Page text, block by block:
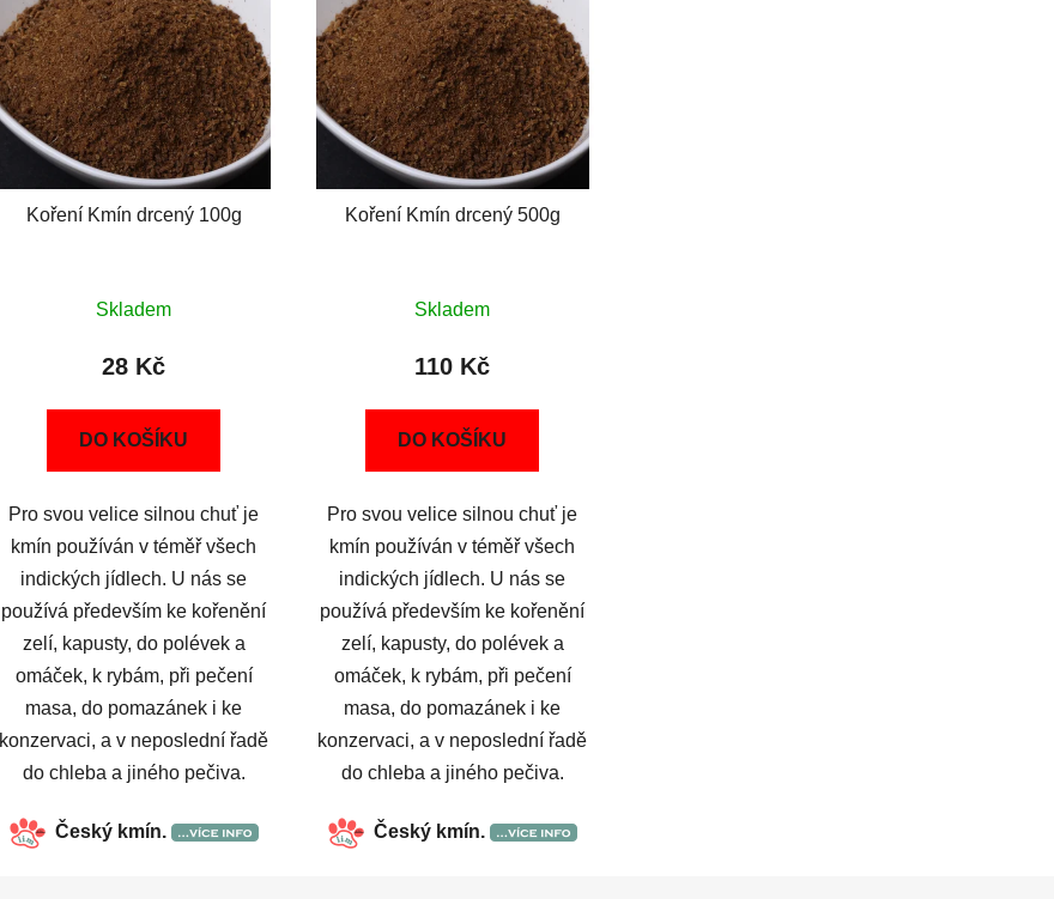
Koření Kmín drcený 100g
Skladem
28 Kč
DO KOŠÍKU
Pro svou velice silnou chuť je
kmín používán v téměř všech
indických jídlech. U nás se
používá především ke kořenění
zelí, kapusty, do polévek a
omáček, k rybám, při pečení
masa, do pomazánek i ke
konzervaci, a v neposlední řadě
do chleba a jiného pečiva.
Český kmín.
Koření Kmín drcený 500g
Skladem
110 Kč
DO KOŠÍKU
Pro svou velice silnou chuť je
kmín používán v téměř všech
indických jídlech. U nás se
používá především ke kořenění
zelí, kapusty, do polévek a
omáček, k rybám, při pečení
masa, do pomazánek i ke
konzervaci, a v neposlední řadě
do chleba a jiného pečiva.
Český kmín.